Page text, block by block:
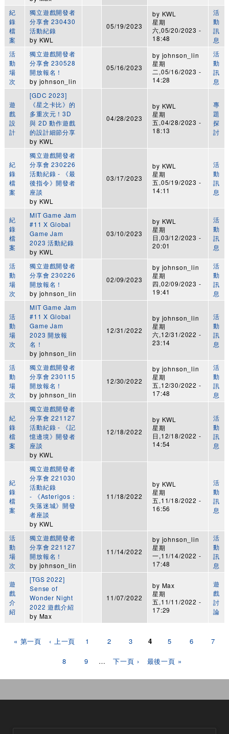
紀
錄
檔
案
獨立遊戲開發者
分享會 230430
活動紀錄
by KWL
05/19/2023
by KWL
星期
六,05/20/2023 -
18:48
活
動
訊
息
活
動
場
次
獨立遊戲開發者
分享會 230528
開放報名！
by johnson_lin
05/16/2023
by johnson_lin
星期
二,05/16/2023 -
14:28
活
動
訊
息
遊
戲
設
計
[GDC 2023]
《星之卡比》的
多重次元！3D
與 2D 動作遊戲
的設計細節分享
by KWL
04/28/2023
by KWL
星期
五,04/28/2023 -
18:13
專
題
探
討
紀
錄
檔
案
獨立遊戲開發者
分享會 230226
活動紀錄 - 《最
後指令》開發者
座談
by KWL
03/17/2023
by KWL
星期
五,05/19/2023 -
14:11
活
動
訊
息
紀
錄
檔
案
MIT Game Jam
#11 X Global
Game Jam
2023 活動紀錄
by KWL
03/10/2023
by KWL
星期
日,03/12/2023 -
20:01
活
動
訊
息
活
動
場
次
獨立遊戲開發者
分享會 230226
開放報名！
by johnson_lin
02/09/2023
by johnson_lin
星期
四,02/09/2023 -
19:41
活
動
訊
息
活
動
場
次
MIT Game Jam
#11 X Global
Game Jam
2023 開放報
名！
by johnson_lin
12/31/2022
by johnson_lin
星期
六,12/31/2022 -
23:14
活
動
訊
息
活
動
場
次
獨立遊戲開發者
分享會 230115
開放報名！
by johnson_lin
12/30/2022
by johnson_lin
星期
五,12/30/2022 -
17:48
活
動
訊
息
紀
錄
檔
案
獨立遊戲開發者
分享會 221127
活動紀錄 - 《記
憶邊境》開發者
座談
by KWL
12/18/2022
by KWL
星期
日,12/18/2022 -
14:54
活
動
訊
息
紀
錄
檔
案
獨立遊戲開發者
分享會 221030
活動紀錄
- 《Asterigos：
失落迷城》開發
者座談
by KWL
11/18/2022
by KWL
星期
五,11/18/2022 -
16:56
活
動
訊
息
活
動
場
次
獨立遊戲開發者
分享會 221127
開放報名！
by johnson_lin
11/14/2022
by johnson_lin
星期
一,11/14/2022 -
17:48
活
動
訊
息
遊
戲
介
紹
[TGS 2022]
Sense of
Wonder Night
2022 遊戲介紹
by Max
11/07/2022
by Max
星期
五,11/11/2022 -
17:29
遊
戲
討
論
頁面« 第一頁 ‹ 上一頁 1 2 3 4 5 6 7
8 9 … 下一頁 › 最後一頁 »